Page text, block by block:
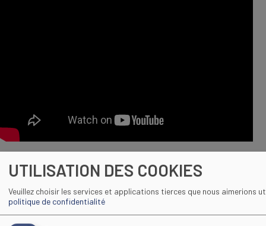
Consulter le réglement intérieur du CFA :
DOCUMENT
Règlement Intérieur applicable aux apprentis
UTILISATION DES COOKIES
Veuillez choisir les services et applications tierces que nous aimerions
politique de confidentialité